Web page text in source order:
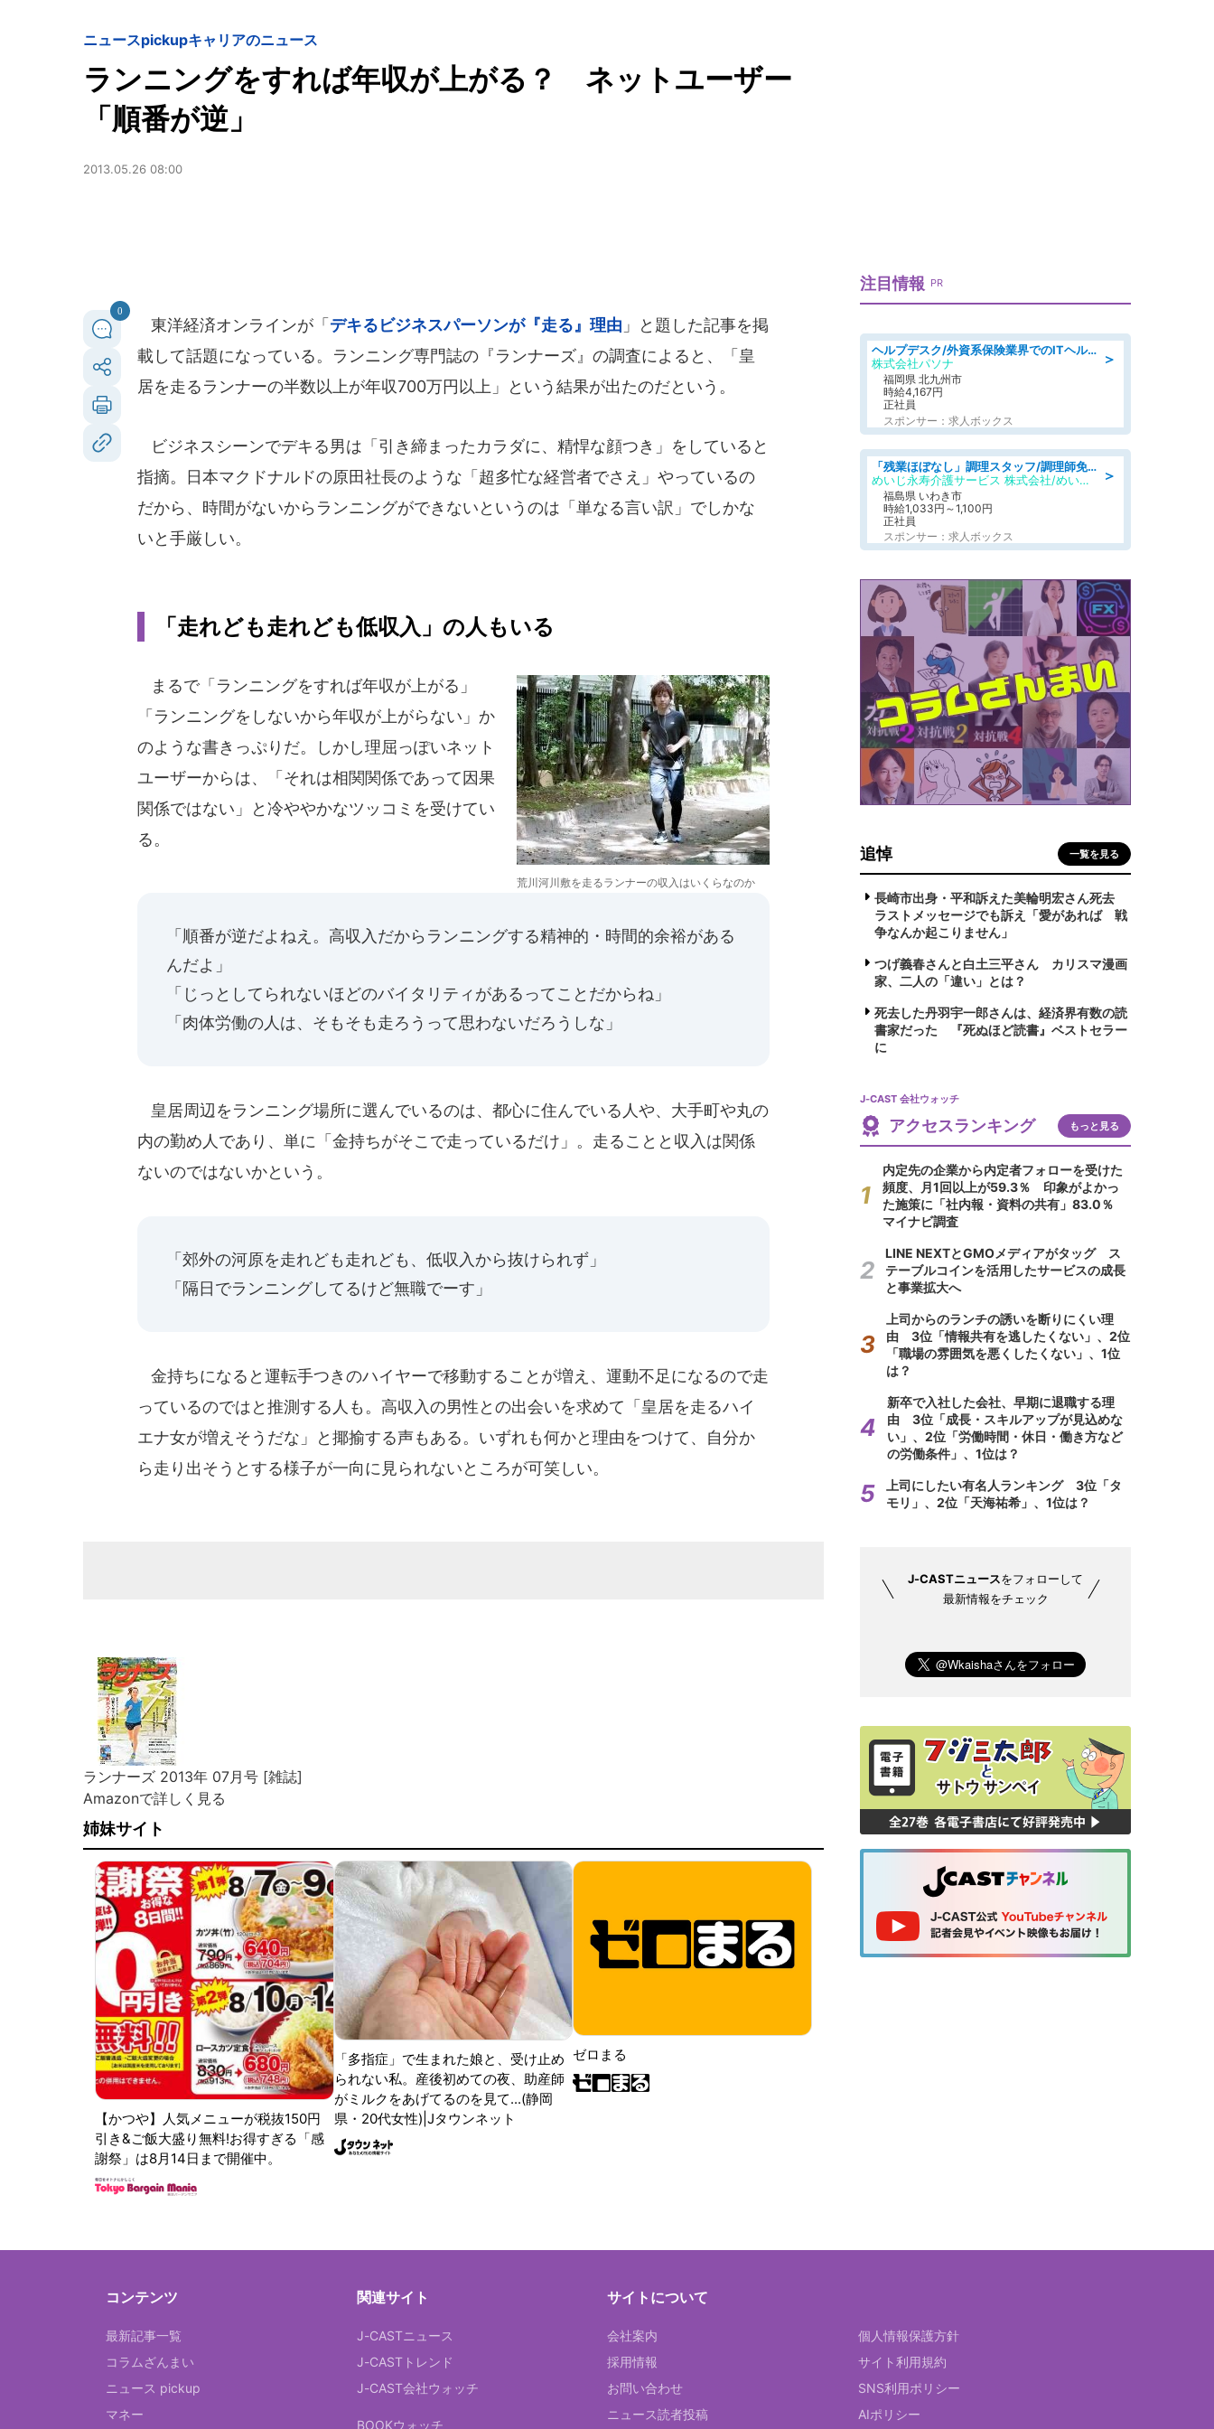
ニュースpickupキャリアのニュース
ランニングをすれば年収が上がる？ ネットユーザー
「順番が逆」
2013.05.26 08:00
0
東洋経済オンラインが「 デキるビジネスパーソンが『走る』理由 」と題した記事を掲
載して話題になっている。ランニング専門誌の『ランナーズ』の調査によると、「皇
居を走るランナーの半数以上が年収700万円以上」という結果が出たのだという。
ビジネスシーンでデキる男は「引き締まったカラダに、精悍な顔つき」をしていると
指摘。日本マクドナルドの原田社長のような「超多忙な経営者でさえ」やっているの
だから、時間がないからランニングができないというのは「単なる言い訳」でしかな
いと手厳しい。
「走れども走れども低収入」の人もいる
荒川河川敷を走るランナーの収入はいくらなのか
まるで「ランニングをすれば年収が上がる」
「ランニングをしないから年収が上がらない」か
のような書きっぷりだ。しかし理屈っぽいネット
ユーザーからは、「それは相関関係であって因果
関係ではない」と冷ややかなツッコミを受けてい
る。
「順番が逆だよねえ。高収入だからランニングする精神的・時間的余裕がある
んだよ」
「じっとしてられないほどのバイタリティがあるってことだからね」
「肉体労働の人は、そもそも走ろうって思わないだろうしな」
皇居周辺をランニング場所に選んでいるのは、都心に住んでいる人や、大手町や丸の
内の勤め人であり、単に「金持ちがそこで走っているだけ」。走ることと収入は関係
ないのではないかという。
「郊外の河原を走れども走れども、低収入から抜けられず」
「隔日でランニングしてるけど無職でーす」
金持ちになると運転手つきのハイヤーで移動することが増え、運動不足になるので走
っているのではと推測する人も。高収入の男性との出会いを求めて「皇居を走るハイ
エナ女が増えそうだな」と揶揄する声もある。いずれも何かと理由をつけて、自分か
ら走り出そうとする様子が一向に見られないところが可笑しい。
ランナーズ 2013年 07月号 [雑誌]
Amazonで詳しく見る
姉妹サイト
【かつや】人気メニューが税抜150円
引き&ご飯大盛り無料!お得すぎる「感
謝祭」は8月14日まで開催中。
「多指症」で生まれた娘と、受け止め
られない私。産後初めての夜、助産師
がミルクをあげてるのを見て...(静岡
県・20代女性)|Jタウンネット
ゼロまる
注目情報 PR
＞
ヘルプデスク/外資系保険業界でのITヘルプデスク業務/駅近/即日勤務可/ヘルプデスク
株式会社パソナ
福岡県 北九州市
時給4,167円
正社員
スポンサー：求人ボックス
＞
「残業ほぼなし」調理スタッフ/調理師免許必須/正職員/日勤のみ/住宅型有料老人ホーム
めいじ永寿介護サービス 株式会社/めいじ永寿介護サービスセンター
福島県 いわき市
時給1,033円～1,100円
正社員
スポンサー：求人ボックス
追悼 一覧を見る
長崎市出身・平和訴えた美輪明宏さん死去
ラストメッセージでも訴え「愛があれば 戦
争なんか起こりません」
つげ義春さんと白土三平さん カリスマ漫画
家、二人の「違い」とは？
死去した丹羽宇一郎さんは、経済界有数の読
書家だった 『死ぬほど読書』ベストセラー
に
J-CAST 会社ウォッチ
アクセスランキング もっと見る
内定先の企業から内定者フォローを受けた
頻度、月1回以上が59.3％ 印象がよかっ
た施策に「社内報・資料の共有」83.0％
マイナビ調査
LINE NEXTとGMOメディアがタッグ ス
テーブルコインを活用したサービスの成長
と事業拡大へ
上司からのランチの誘いを断りにくい理
由 3位「情報共有を逃したくない」、2位
「職場の雰囲気を悪くしたくない」、1位
は？
新卒で入社した会社、早期に退職する理
由 3位「成長・スキルアップが見込めな
い」、2位「労働時間・休日・働き方など
の労働条件」、1位は？
上司にしたい有名人ランキング 3位「タ
モリ」、2位「天海祐希」、1位は？
J-CASTニュースをフォローして
最新情報をチェック
コンテンツ
最新記事一覧
コラムざんまい
ニュース pickup
マネー
関連サイト
J-CASTニュース
J-CASTトレンド
J-CAST会社ウォッチ
BOOKウォッチ
サイトについて
会社案内
採用情報
お問い合わせ
ニュース読者投稿
個人情報保護方針
サイト利用規約
SNS利用ポリシー
AIポリシー